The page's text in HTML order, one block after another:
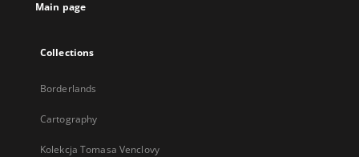
Main page
Collections
Borderlands
Cartography
Kolekcja Tomasa Venclovy